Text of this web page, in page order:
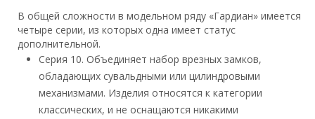
В общей сложности в модельном ряду «Гардиан» имеется
четыре серии, из которых одна имеет статус
дополнительной.
Серия 10. Объединяет набор врезных замков,
обладающих сувальдными или цилиндровыми
механизмами. Изделия относятся к категории
классических, и не оснащаются никакими